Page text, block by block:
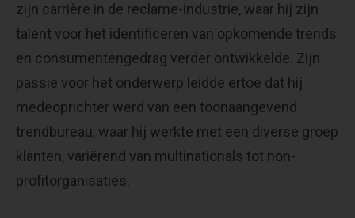
zijn carrière in de reclame-industrie, waar hij zijn
talent voor het identificeren van opkomende trends
en consumentengedrag verder ontwikkelde. Zijn
passie voor het onderwerp leidde ertoe dat hij
medeoprichter werd van een toonaangevend
trendbureau, waar hij werkte met een diverse groep
klanten, variërend van multinationals tot non-
profitorganisaties.